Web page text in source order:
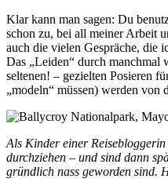
Klar kann man sagen: Du
schon zu, bei all meiner Arbeit
auch die vielen Gespräche, die
Das „Leiden“ durch manchmal
seltenen! – gezielten Posieren
„modeln“ müssen) werden von
Als Kinder einer
durchziehen – und sind dann
gründlich nass geworden